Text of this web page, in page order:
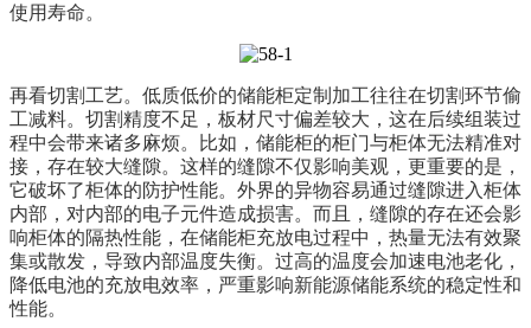
使用寿命。
再看切割工艺。低质低价的储能柜定制加工往往在切割环节偷
工减料。切割精度不足，板材尺寸偏差较大，这在后续组装过
程中会带来诸多麻烦。比如，储能柜的柜门与柜体无法精准对
接，存在较大缝隙。这样的缝隙不仅影响美观，更重要的是，
它破坏了柜体的防护性能。外界的异物容易通过缝隙进入柜体
内部，对内部的电子元件造成损害。而且，缝隙的存在还会影
响柜体的隔热性能，在储能柜充放电过程中，热量无法有效聚
集或散发，导致内部温度失衡。过高的温度会加速电池老化，
降低电池的充放电效率，严重影响新能源储能系统的稳定性和
性能。